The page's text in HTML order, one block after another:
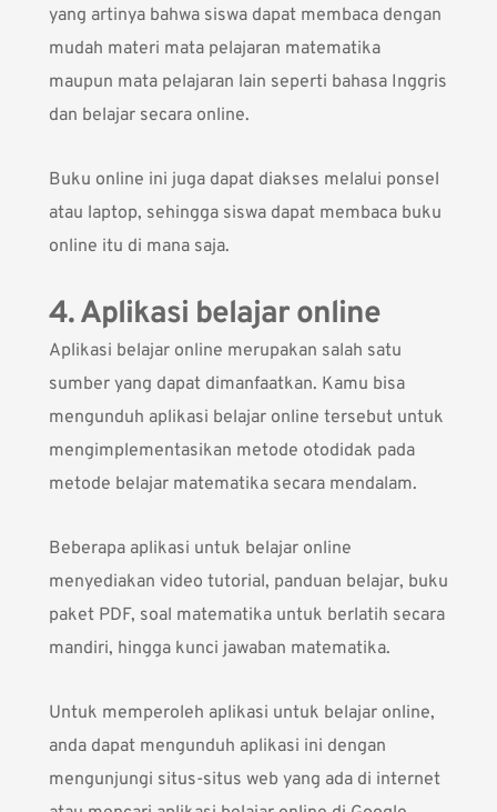
yang artinya bahwa siswa dapat membaca dengan
mudah materi mata pelajaran matematika
maupun mata pelajaran lain seperti bahasa Inggris
dan belajar secara online.
Buku online ini juga dapat diakses melalui ponsel
atau laptop, sehingga siswa dapat membaca buku
online itu di mana saja.
4. Aplikasi belajar online
Aplikasi belajar online merupakan salah satu
sumber yang dapat dimanfaatkan. Kamu bisa
mengunduh aplikasi belajar online tersebut untuk
mengimplementasikan metode otodidak pada
metode belajar matematika secara mendalam.
Beberapa aplikasi untuk belajar online
menyediakan video tutorial, panduan belajar, buku
paket PDF, soal matematika untuk berlatih secara
mandiri, hingga kunci jawaban matematika.
Untuk memperoleh aplikasi untuk belajar online,
anda dapat mengunduh aplikasi ini dengan
mengunjungi situs-situs web yang ada di internet